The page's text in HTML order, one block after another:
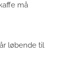
må
løbende til